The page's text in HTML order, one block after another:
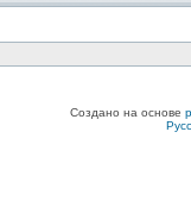
Создано на основе